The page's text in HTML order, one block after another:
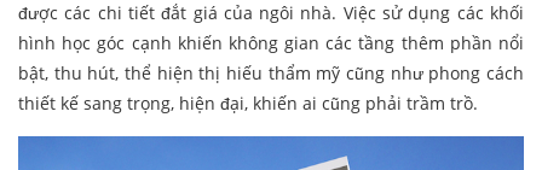
được các chi tiết đắt giá của ngôi nhà. Việc sử dụng các khối
hình học góc cạnh khiến không gian các tầng thêm phần nổi
bật, thu hút, thể hiện thị hiếu thẩm mỹ cũng như phong cách
thiết kế sang trọng, hiện đại, khiến ai cũng phải trầm trồ.